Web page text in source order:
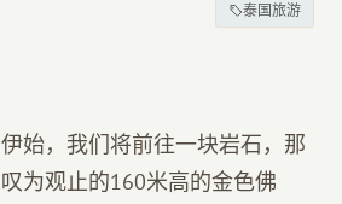
泰国旅游
始，我们将前往一块岩石，那
为观止的160米高的金色佛